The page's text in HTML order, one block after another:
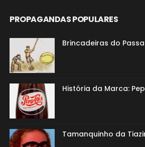
PROPAGANDAS POPULARES
Brincadeiras do
História da Marca:
Tamanquinho da